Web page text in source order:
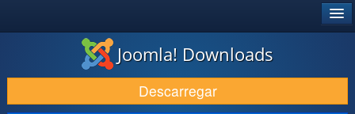
DESCARREGAR E EVOLUIR
DESCOBRIR E APRENDER
Joomla! Downloads
Descarregar